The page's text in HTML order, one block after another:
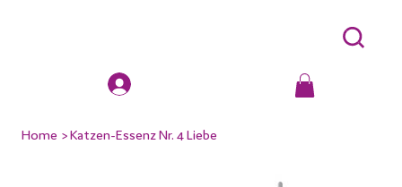
Home >Katzen-Essenz Nr. 4 Liebe